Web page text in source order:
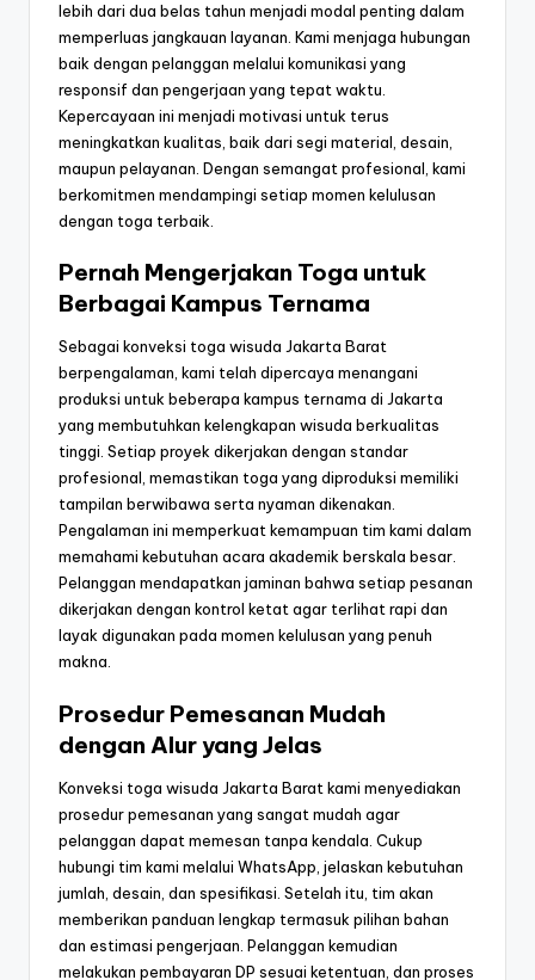
lebih dari dua belas tahun menjadi modal penting dalam
memperluas jangkauan layanan. Kami menjaga hubungan
baik dengan pelanggan melalui komunikasi yang
responsif dan pengerjaan yang tepat waktu.
Kepercayaan ini menjadi motivasi untuk terus
meningkatkan kualitas, baik dari segi material, desain,
maupun pelayanan. Dengan semangat profesional, kami
berkomitmen mendampingi setiap momen kelulusan
dengan toga terbaik.
Pernah Mengerjakan Toga untuk
Berbagai Kampus Ternama
Sebagai konveksi toga wisuda Jakarta Barat
berpengalaman, kami telah dipercaya menangani
produksi untuk beberapa kampus ternama di Jakarta
yang membutuhkan kelengkapan wisuda berkualitas
tinggi. Setiap proyek dikerjakan dengan standar
profesional, memastikan toga yang diproduksi memiliki
tampilan berwibawa serta nyaman dikenakan.
Pengalaman ini memperkuat kemampuan tim kami dalam
memahami kebutuhan acara akademik berskala besar.
Pelanggan mendapatkan jaminan bahwa setiap pesanan
dikerjakan dengan kontrol ketat agar terlihat rapi dan
layak digunakan pada momen kelulusan yang penuh
makna.
Prosedur Pemesanan Mudah
dengan Alur yang Jelas
Konveksi toga wisuda Jakarta Barat kami menyediakan
prosedur pemesanan yang sangat mudah agar
pelanggan dapat memesan tanpa kendala. Cukup
hubungi tim kami melalui WhatsApp, jelaskan kebutuhan
jumlah, desain, dan spesifikasi. Setelah itu, tim akan
memberikan panduan lengkap termasuk pilihan bahan
dan estimasi pengerjaan. Pelanggan kemudian
melakukan pembayaran DP sesuai ketentuan, dan proses